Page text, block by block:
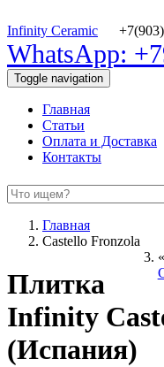
Infinity Ceramic
WhatsApp:
Toggle navigation
Главная
Статьи
Оплата и Доставка
Контакты
Главная
Castello Fronzola
«
Плитка
Infinity
(Испания)